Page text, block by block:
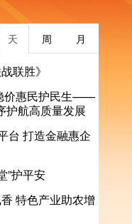
月
周
天
联胜》
价惠民护民生——
护航高质量发展
台 打造金融惠企
”护平安
特色产业助农增